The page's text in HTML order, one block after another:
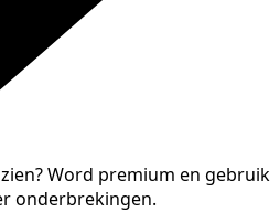
Word premium en gebruik
onderbrekingen.